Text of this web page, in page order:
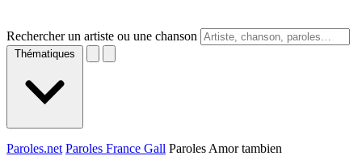
Rechercher un artiste ou une chanson
Thématiques
Paroles.net Paroles France Gall Paroles Amor tambien